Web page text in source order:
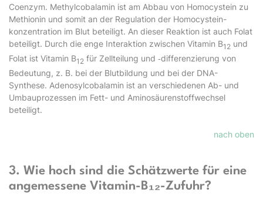
Coenzym. Methylcobalamin ist am Abbau von Homocystein zu
Methionin und somit an der Regulation der Homocystein­
konzentration im Blut beteiligt. An dieser Reaktion ist auch Folat
beteiligt. Durch die enge Interaktion zwischen Vitamin B12 und
Folat ist Vitamin B12 für Zellteilung und ‑differenzierung von
Bedeutung, z. B. bei der Blutbildung und bei der DNA-
Synthese. Adenosylcobalamin ist an verschiedenen Ab- und
Umbauprozessen im Fett- und Aminosäurenstoffwechsel
beteiligt.
nach oben
3. Wie hoch sind die Schätzwerte für eine
angemessene Vitamin-B₁₂-Zufuhr?